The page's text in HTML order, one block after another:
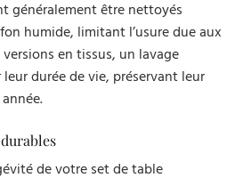
généralement être nettoyés
humide, limitant l’usure due aux
en tissus, un lavage
durée de vie, préservant leur
de votre set de table